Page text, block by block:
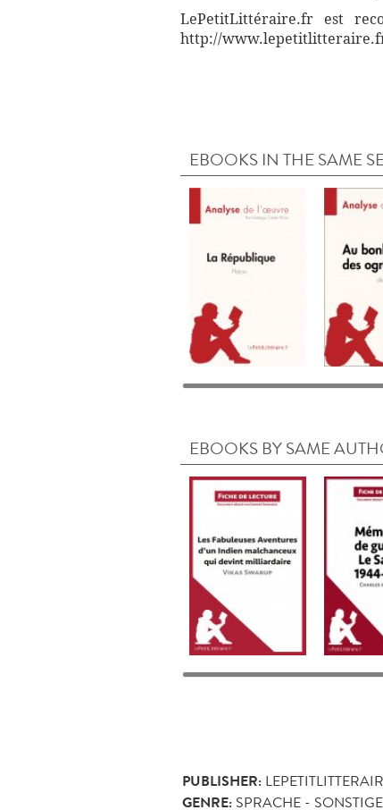
LePetitLittéraire.fr est
http://
EBOOKS IN THE SAME
EBOOKS BY SAME
PUBLISHER:
GENRE: SPRACHE - SONSTIGE